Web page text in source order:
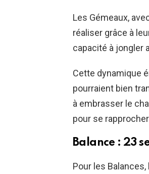
Les Gémeaux,
réaliser grâce à
capacité à jongler
Cette dynamique
pourraient bien
à embrasser le
pour se
Balance : 23
Pour les